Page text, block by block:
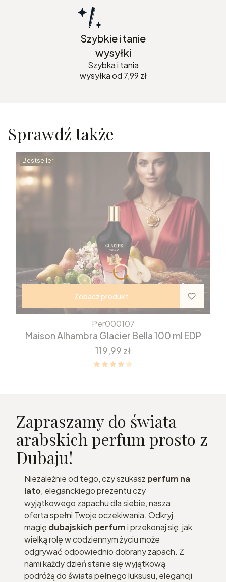
Szybkie i tanie
wysyłki
Szybka i tania
wysyłka od 7,99 zł
Sprawdź także
Bestseller
Zobacz produkt
Per000107
Maison Alhambra Glacier Bella 100 ml EDP
Cena
119,99 zł
Zapraszamy do świata
arabskich perfum prosto z
Dubaju!
Niezależnie od tego, czy szukasz perfum na
lato, eleganckiego prezentu czy
wyjątkowego zapachu dla siebie, nasza
oferta spełni Twoje oczekiwania. Odkryj
magię dubajskich perfumi przekonaj się, jak
wielką rolę w codziennym życiu może
odgrywać odpowiednio dobrany zapach. Z
nami każdy dzień stanie się wyjątkową
podróżą do świata pełnego luksusu, elegancji